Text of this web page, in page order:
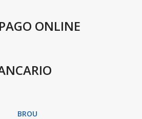
ONLINE
BROU